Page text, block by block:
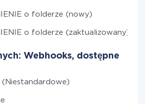
o folderze (nowy)
o folderze (zaktualizowany)
Webhooks, dostępne
(Niestandardowe)